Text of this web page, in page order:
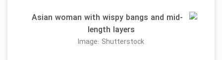
Image: Shutterstock